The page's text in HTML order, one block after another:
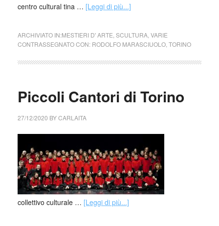
centro cultural tina … [Leggi di più...]
ARCHIVIATO IN:MESTIERI D' ARTE SCULTURA, VARIE
CONTRASSEGNATO CON: RODOLFO MARASCIUOLO, TORINO
Piccoli Cantori di Torino
27/12/2020 BYCARLAITA
collettivo culturale … [Leggi di più...]